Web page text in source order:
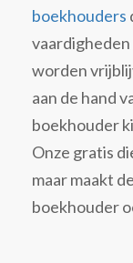
boekhouders
worden
aan de hand
boekhouder
Onze gratis
maar maakt
boekhouder